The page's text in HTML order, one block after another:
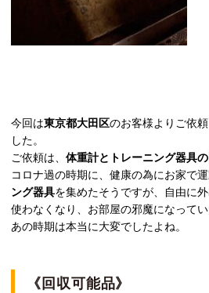
今回は東京都大田区のお客様よりご依頼
した。
ご依頼は、 体重計とトレーニング器具
コロナ過の時期に、健康の為にお家で
ング器具を集めたそうですが、自由に
使わなくなり、お部屋の邪魔になってい
あの時期は本当に大変でしたよね。
《回収可能品》